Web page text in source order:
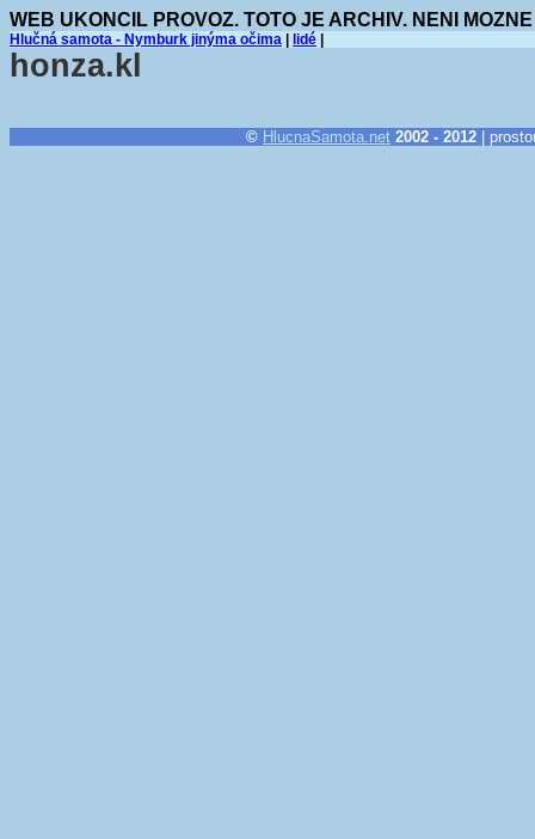
WEB UKONCIL PROVOZ. TOTO JE ARCHIV. NENI
Hlučná samota - Nymburk jinýma očima lidé
honza.kl
© HlucnaSamota.net 2002 - 2012 |